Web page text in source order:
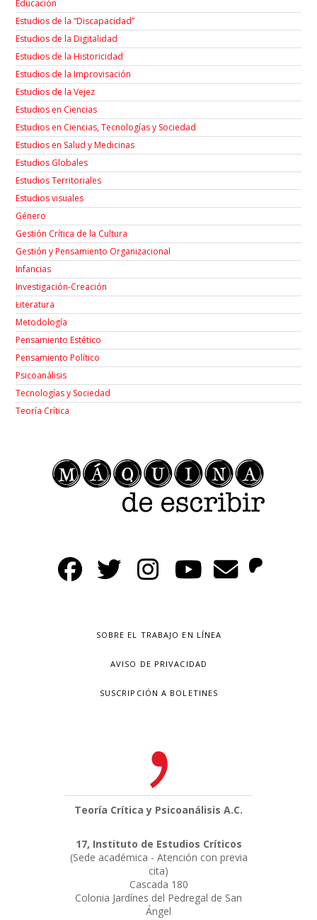
Educación
Estudios de la “Discapacidad”
Estudios de la Digitalidad
Estudios de la Historicidad
Estudios de la Improvisación
Estudios de la Vejez
Estudios en Ciencias
Estudios en Ciencias, Tecnologías y Sociedad
Estudios en Salud y Medicinas
Estudios Globales
Estudios Territoriales
Estudios visuales
Género
Gestión Crítica de la Cultura
Gestión y Pensamiento Organizacional
Infancias
Investigación-Creación
Łiteratura
Metodología
Pensamiento Estético
Pensamiento Político
Psicoanálisis
Tecnologías y Sociedad
Teoría Crítica
SOBRE EL TRABAJO EN LÍNEA
AVISO DE PRIVACIDAD
SUSCRIPCIÓN A BOLETINES
Teoría Crítica y Psicoanálisis A.C.
17, Instituto de Estudios Críticos
(Sede académica - Atención con previa
cita)
Cascada 180
Colonia Jardínes del Pedregal de San
Ángel